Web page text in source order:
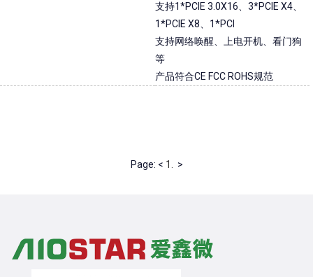
支持1*PCIE 3.0X16、3*PCIE X4、
1*PCIE X8、1*PCI
支持网络唤醒、上电开机、看门狗
等
产品符合CE FCC ROHS规范
Page: < 1. >